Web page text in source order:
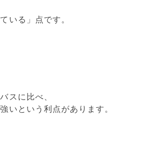
いる」点です。
スに比べ、
いという利点があります。